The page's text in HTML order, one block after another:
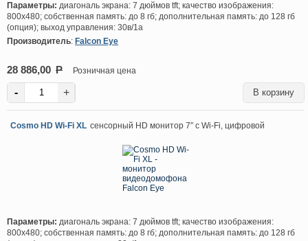
Параметры: диагональ экрана: 7 дюймов tft; качество изображения:
800х480; собственная память: до 8 гб; дополнительная память: до 128 гб
(опция); выход управления: 30в/1а
Производитель: Falcon Eye
28 886,00 P Розничная цена
- +
Cosmo HD Wi-Fi XL сенсорный HD монитор 7″ с Wi-Fi, цифровой
Параметры: диагональ экрана: 7 дюймов tft; качество изображения:
800х480; собственная память: до 8 гб; дополнительная память: до 128 гб